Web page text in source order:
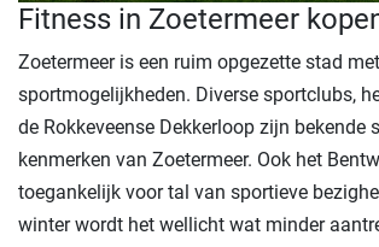
Fitness in Zoetermeer
Zoetermeer is een ruim opgezette stad met
sportmogelijkheden. Diverse sportclubs,
de Rokkeveense Dekkerloop zijn bekende
kenmerken van Zoetermeer. Ook het
toegankelijk voor tal van sportieve
winter wordt het wellicht wat minder